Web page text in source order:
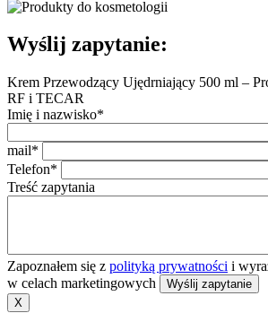
Wyślij zapytanie:
Krem Przewodzący Ujędrniający 500 ml –
RF i TECAR
Imię i nazwisko*
mail*
Telefon*
Treść zapytania
Zapoznałem się z polityką prywatności i
w celach marketingowych
X